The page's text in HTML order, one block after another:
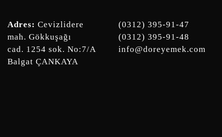
Adres: Cevizlidere
mah. Gökkuşağı
cad. 1254 sok. No:7/A
Balgat ÇANKAYA
(0312) 395-91-47
(0312) 395-91-48
info@doreyemek.com